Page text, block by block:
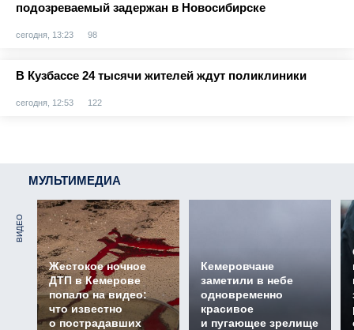
подозреваемый задержан в Новосибирске
сегодня, 13:23 98
В Кузбассе 24 тысячи жителей ждут поликлиники
сегодня, 12:53 122
МУЛЬТИМЕДИА
ВИДЕО
Жестокое ночное
ДТП в Кемерове
попало на видео:
что известно
о пострадавших
Кемеровчане
заметили в небе
одновременно
красивое
и пугающее зрелище